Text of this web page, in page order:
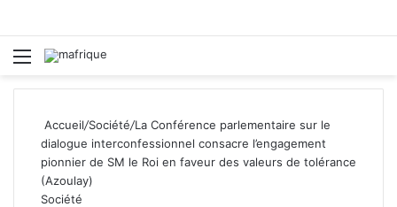
Menu
Accueil/Société/La Conférence parlementaire sur le
dialogue interconfessionnel consacre l’engagement
pionnier de SM le Roi en faveur des valeurs de tolérance
(Azoulay)
Société